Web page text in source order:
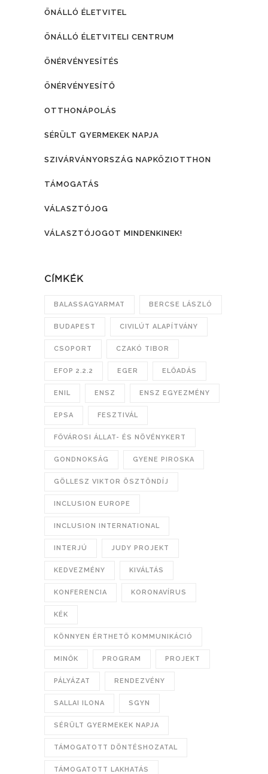
ÖNÁLLÓ ÉLETVITEL
ÖNÁLLÓ ÉLETVITELI CENTRUM
ÖNÉRVÉNYESÍTÉS
ÖNÉRVÉNYESÍTŐ
OTTHONÁPOLÁS
SÉRÜLT GYERMEKEK NAPJA
SZIVÁRVÁNYORSZÁG NAPKÖZIOTTHON
TÁMOGATÁS
VÁLASZTÓJOG
VÁLASZTÓJOGOT MINDENKINEK!
CÍMKÉK
BALASSAGYARMAT BERCSE LÁSZLÓ
BUDAPEST CIVILÚT ALAPÍTVÁNY
CSOPORT CZAKÓ TIBOR
EFOP 2.2.2 EGER ELŐADÁS
ENIL ENSZ ENSZ EGYEZMÉNY
EPSA FESZTIVÁL
FŐVÁROSI ÁLLAT- ÉS NÖVÉNYKERT
GONDNOKSÁG GYENE PIROSKA
GÖLLESZ VIKTOR ÖSZTÖNDÍJ
INCLUSION EUROPE
INCLUSION INTERNATIONAL
INTERJÚ JUDY PROJEKT
KEDVEZMÉNY KIVÁLTÁS
KONFERENCIA KORONAVÍRUS
KÉK
KÖNNYEN ÉRTHETŐ KOMMUNIKÁCIÓ
MINŐK PROGRAM PROJEKT
PÁLYÁZAT RENDEZVÉNY
SALLAI ILONA SGYN
SÉRÜLT GYERMEKEK NAPJA
TÁMOGATOTT DÖNTÉSHOZATAL
TÁMOGATOTT LAKHATÁS